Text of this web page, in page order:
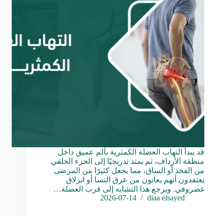
قد يبدأ التهاب العضلة الكمثرية بألم عميق داخل
منطقة الأرداف، ثم يمتد تدريجيًا إلى الجزء الخلفي
من الفخذ أو الساق، مما يجعل كثيرًا من المرضى
يعتقدون أنهم يعانون من عرق النسا أو انزلاق
غضروفي. ويرجع هذا التشابه إلى قرب العضلة…
diaa elsayed
2026-07-14